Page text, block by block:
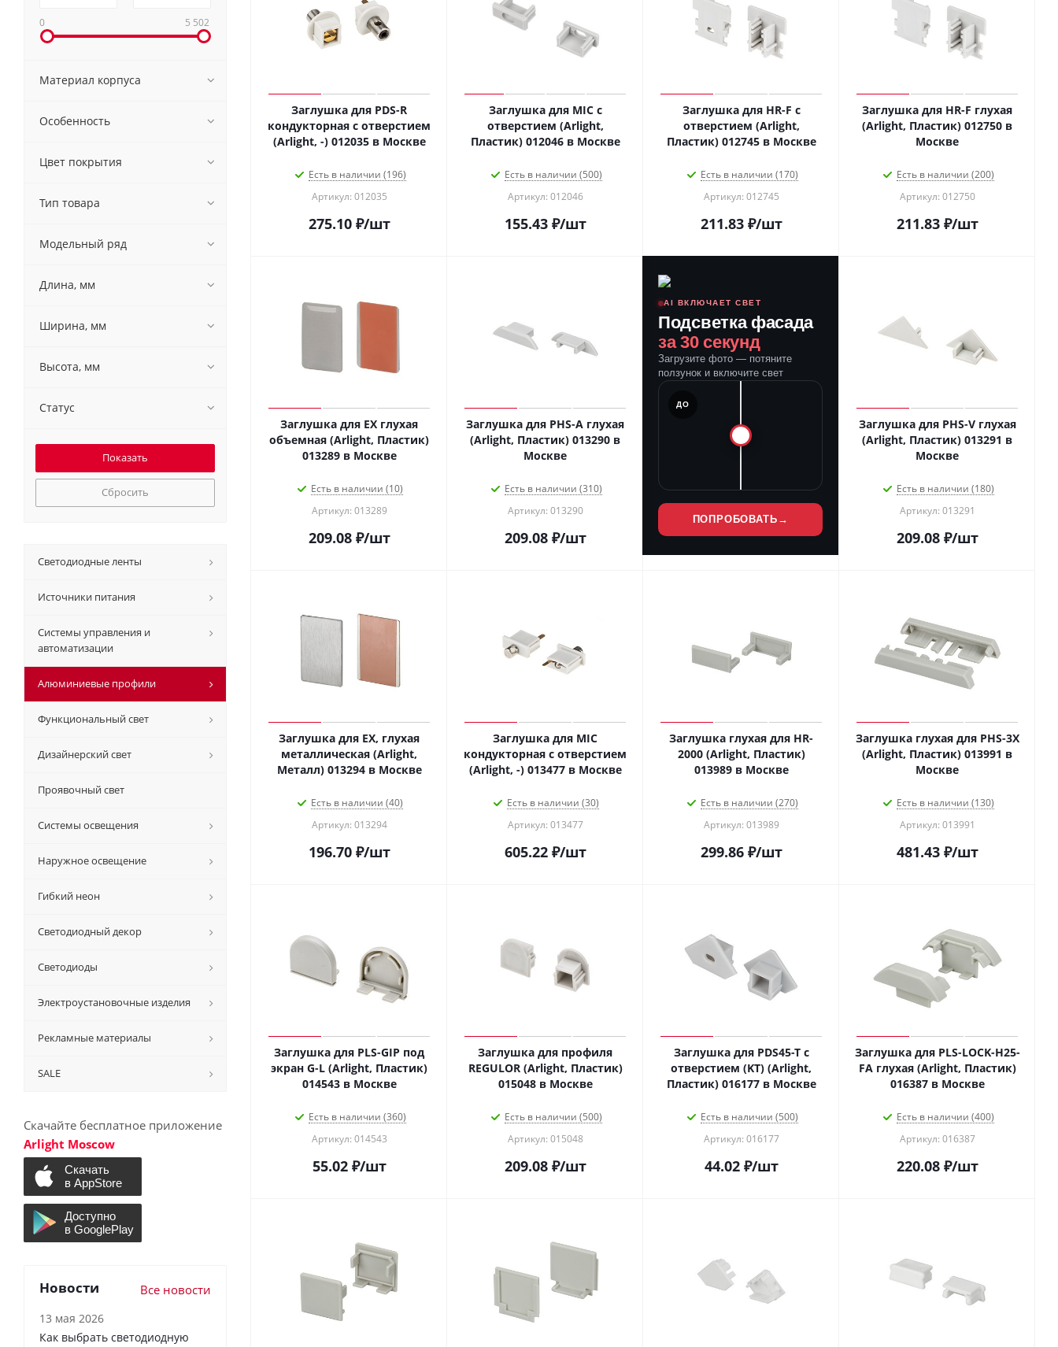
Заглушка для PDS-R
кондукторная с отверстием
(Arlight, -) 012035 в Москве
Есть в наличии (196)
Артикул: 012035
275.10₽/шт
Заглушка для MIC с
отверстием (Arlight,
Пластик) 012046 в Москве
Есть в наличии (500)
Артикул: 012046
155.43₽/шт
Заглушка для HR-F с
отверстием (Arlight,
Пластик) 012745 в Москве
Есть в наличии (170)
Артикул: 012745
211.83₽/шт
Заглушка для HR-F глухая
(Arlight, Пластик) 012750 в
Москве
Есть в наличии (200)
Артикул: 012750
211.83₽/шт
Заглушка для EX глухая
объемная (Arlight, Пластик)
013289 в Москве
Есть в наличии (10)
Артикул: 013289
209.08₽/шт
Заглушка для PHS-A глухая
(Arlight, Пластик) 013290 в
Москве
Есть в наличии (310)
Артикул: 013290
209.08₽/шт
AI ВКЛЮЧАЕТ СВЕТ
Подсветка фасада
за 30 секунд
Загрузите фото — потяните
ползунок и включите свет
ДО
ПОПРОБОВАТЬ →
Заглушка для PHS-V глухая
(Arlight, Пластик) 013291 в
Москве
Есть в наличии (180)
Артикул: 013291
209.08₽/шт
Заглушка для EX, глухая
металлическая (Arlight,
Металл) 013294 в Москве
Есть в наличии (40)
Артикул: 013294
196.70₽/шт
Заглушка для MIC
кондукторная с отверстием
(Arlight, -) 013477 в Москве
Есть в наличии (30)
Артикул: 013477
605.22₽/шт
Заглушка глухая для HR-
2000 (Arlight, Пластик)
013989 в Москве
Есть в наличии (270)
Артикул: 013989
299.86₽/шт
Заглушка глухая для PHS-3X
(Arlight, Пластик) 013991 в
Москве
Есть в наличии (130)
Артикул: 013991
481.43₽/шт
Заглушка для PLS-GIP под
экран G-L (Arlight, Пластик)
014543 в Москве
Есть в наличии (360)
Артикул: 014543
55.02₽/шт
Заглушка для профиля
REGULOR (Arlight, Пластик)
015048 в Москве
Есть в наличии (500)
Артикул: 015048
209.08₽/шт
Заглушка для PDS45-T с
отверстием (KT) (Arlight,
Пластик) 016177 в Москве
Есть в наличии (500)
Артикул: 016177
44.02₽/шт
Заглушка для PLS-LOCK-H25-
FA глухая (Arlight, Пластик)
016387 в Москве
Есть в наличии (400)
Артикул: 016387
220.08₽/шт
0 5 502
Материал корпуса
Особенность
Цвет покрытия
Тип товара
Модельный ряд
Длина, мм
Ширина, мм
Высота, мм
Статус
Сбросить
Светодиодные ленты
Источники питания
Системы управления и
автоматизации
Алюминиевые профили
Функциональный свет
Дизайнерский свет
Проявочный свет
Системы освещения
Наружное освещение
Гибкий неон
Светодиодный декор
Светодиоды
Электроустановочные изделия
Рекламные материалы
SALE
Скачайте бесплатное приложение
Arlight Moscow
Новости Все новости
13 мая 2026
Как выбрать светодиодную